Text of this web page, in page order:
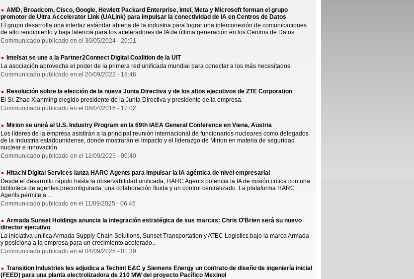
AMD, Broadcom, Cisco, Google, Hewlett Packard Enterprise, Intel, Meta y Microsoft forman el grupo
promotor de Ultra Accelerator Link (UALink) para impulsar la conectividad de IA en Centros de Datos
El grupo desarrolla una interfaz estándar abierta de la industria para lograr una interconexión de comunicaciones
de alto rendimiento y baja latencia para los aceleradores de IA de última generación en los Centros de Datos.
Communicado publicado en el 30/05/2024 - 20:51
Intelsat se une a la Partner2Connect Digital Coalition de la UIT
La asociación aprovecha el poder de la primera red unificada mundial para conectar a los más necesitados.
Communicado publicado en el 20/09/2022 - 18:46
Resolución sobre la elección de la nueva Junta Directiva y de los altos ejecutivos de ZTE Corporation
El Sr. Zhao Xianming elegido presidente de la Junta Directiva y presidente de la empresa.
Communicado publicado en el 08/04/2016 - 17:02
Mirion se unirá al U.S. Industry Program en la 69th IAEA General Conference en Viena, Austria
Los líderes de la empresa asistirán a la principal reunión internacional de funcionarios nucleares como delegados
de la industria estadounidense, donde mostrarán el impacto y el liderazgo de Mirion en materia de seguridad
nuclear e innovación.
Communicado publicado en el 12/09/2025 - 00:40
Hitachi Digital Services lanza HARC Agents para impulsar la IA agéntica de nivel empresarial
Desde el desarrollo rápido hasta la observabilidad unificada, HARC Agents potencia la IA de misión crítica con una
biblioteca de agentes preconfigurada, una colaboración fluida y un control centralizado. La plataforma HARC
Agents permite a ...
Communicado publicado en el 11/09/2025 - 06:46
Armada Sunset Holdings anuncia la integración estratégica de sus marcas: Chris O’Brien será su nuevo
director ejecutivo
La iniciativa unifica Armada Supply Chain Solutions, Sunset Transportation y ATEC Logistics bajo la marca Armada
y posiciona a la empresa para un crecimiento acelerado..
Communicado publicado en el 04/09/2025 - 01:39
Transition Industries les adjudica a Techint E&C y Siemens Energy un contrato de diseño de ingeniería inicial
(FEED) para una planta electrolizadora de 210 MW del proyecto Pacífico Mexinol